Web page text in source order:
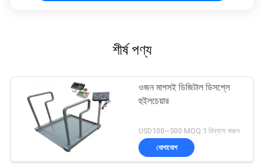
শীর্ষ পণ্য
ওজন মাপসই ডিজিটাল ডিসপ্লে
হুইলচেয়ার
USD100~500 MOQ:1 বিন্যাস করুন
যোগাযোগ